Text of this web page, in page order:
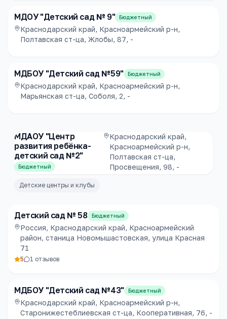
МДОУ "Детский сад № 9" Бюджетный
Краснодарский край, Красноармейский р-н,
Полтавская ст-ца, Жлобы, 87, -
МДБОУ "Детский сад №59" Бюджетный
Краснодарский край, Красноармейский р-н,
Марьянская ст-ца, Соболя, 2, -
МДАОУ "Центр
развития ребёнка-
детский сад №2"
Бюджетный
Краснодарский край,
Красноармейский р-н,
Полтавская ст-ца,
Просвещения, 98, -
Детские центры и клубы
Детский сад № 58 Бюджетный
Россия, Краснодарский край, Красноармейский
район, станица Новомышастовская, улица Красная
71
5 1 отзывов
МДБОУ "Детский сад №43" Бюджетный
Краснодарский край, Красноармейский р-н,
Старонижестеблиевская ст-ца, Кооперативная, 76, -